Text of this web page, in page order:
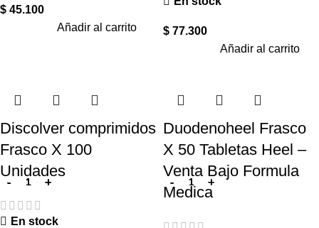
$ 45.100
Añadir al carrito
$ 77.300
Añadir al carrito
Discolver comprimidos
Frasco X 100
Unidades
En stock
Duodenoheel Frasco
X 50 Tabletas Heel –
Venta Bajo Formula
Medica